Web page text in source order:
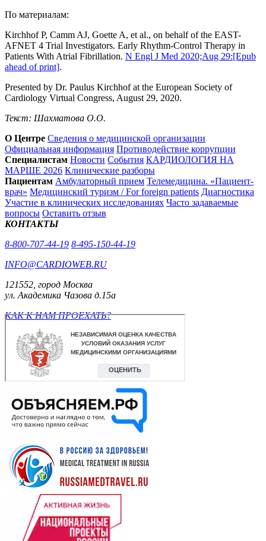
По материалам:
Kirchhof P, Camm AJ, Goette A, et al., on behalf of the EAST-
AFNET 4 Trial Investigators. Early Rhythm-Control Therapy in
Patients With Atrial Fibrillation. N Engl J Med 2020;Aug 29:[Epub
ahead of print].
Presented by Dr. Paulus Kirchhof at the European Society of
Cardiology Virtual Congress, August 29, 2020.
Текст: Шахматова О.О.
О Центре Сведения о медицинской организации
Официальная информация Противодействие коррупции
Специалистам Новости События КАРДИОЛОГИЯ НА
МАРШЕ 2026 Клинические разборы
Пациентам Амбулаторный прием Телемедицина. «Пациент-
врач» Медицинский туризм / For foreign patients Диагностика
Участие в клинических исследованиях Часто задаваемые
вопросы Оставить отзыв
КОНТАКТЫ
8-800-707-44-19 8-495-150-44-19
INFO@CARDIOWEB.RU
121552, город Москва
ул. Академика Чазова д.15а
КАК К НАМ ПРОЕХАТЬ?